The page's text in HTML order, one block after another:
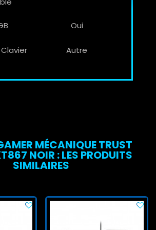
Oui
Autre
MÉCANIQUE TRUST
NOIR : LES PRODUITS
SIMILAIRES